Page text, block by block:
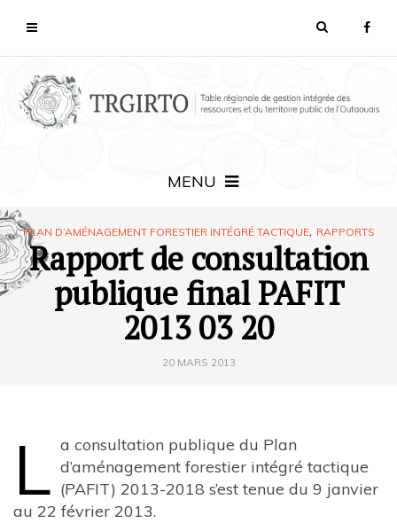
MENU
PLAN D’AMÉNAGEMENT FORESTIER INTÉGRÉ TACTIQUE, RAPPORTS
Rapport de consultation
publique final PAFIT
2013 03 20
20 MARS 2013
L a consultation publique du Plan
d’aménagement forestier intégré tactique
(PAFIT) 2013-2018 s’est tenue du 9 janvier
au 22 février 2013.